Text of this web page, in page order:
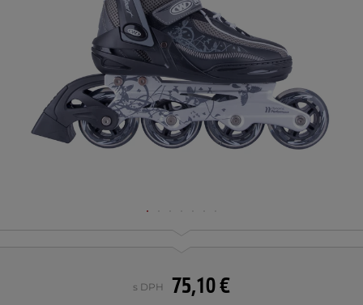
75,10 €
s DPH